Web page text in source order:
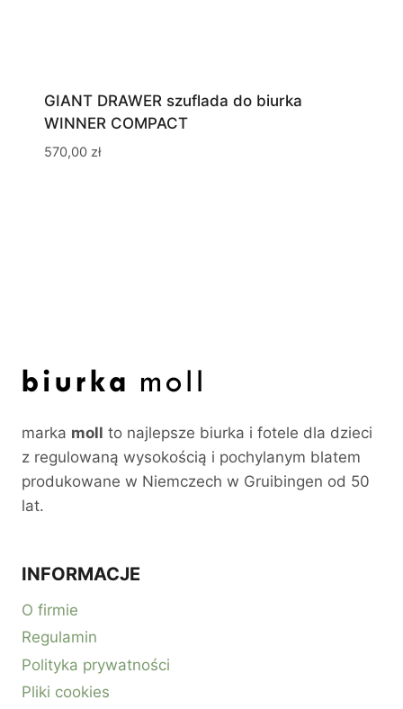
GIANT DRAWER szuflada do biurka
WINNER COMPACT
570,00 zł
marka moll to najlepsze biurka i fotele dla dzieci
z regulowaną wysokością i pochylanym blatem
produkowane w Niemczech w Gruibingen od 50
lat.
INFORMACJE
O firmie
Regulamin
Polityka prywatności
Pliki cookies